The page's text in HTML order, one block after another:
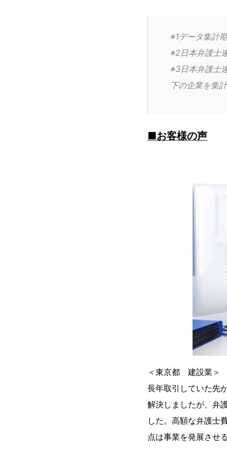
※1データ集計
※2日本弁護士
※3日本弁護士
下の企業を集計
■お客様の声
＜東京都 建設業＞
長年取引していた先
解決しましたが、弁
した。高額な弁護士
点は事業を発展させ